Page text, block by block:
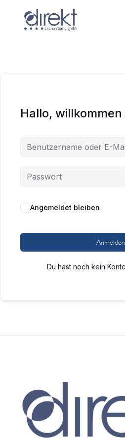
Hallo,
Angemeldet bleiben
Anmelden
Du hast noch kein